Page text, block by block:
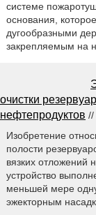
системе
основания,
дугообразными
закрепляемым на
очистки
нефтепродуктов //
Изобретение
полости
вязких отложений
устройство
меньшей мере
эжекторным